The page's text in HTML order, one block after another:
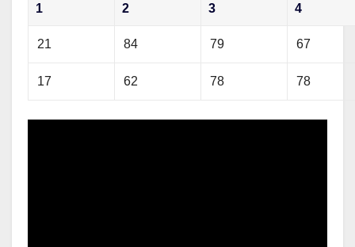
1
2
3
4
21 84 79 67
17 62 78 78